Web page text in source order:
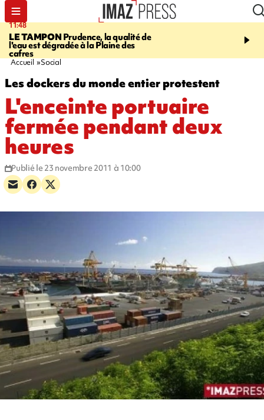
11:48
LE TAMPON Prudence, la qualité de
l'eau est dégradée à la Plaine des
cafres
12:48
Cap Lahoussaye du 10
Accueil Social
Les dockers du monde entier protestent
L'enceinte portuaire
fermée pendant deux
heures
Publié le 23 novembre 2011 à 10:00